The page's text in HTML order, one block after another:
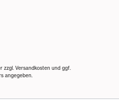
zzgl. Versandkosten und ggf.
angegeben.